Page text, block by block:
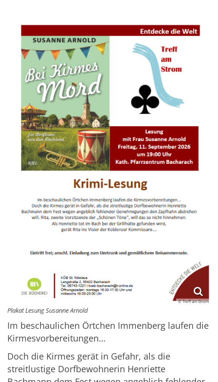
© Treff am Strom
Plakat Lesung Susanne Arnold
Im beschaulichen Örtchen Immenberg laufen die
Kirmesvorbereitungen…
Doch die Kirmes gerät in Gefahr, als die
streitlustige Dorfbewohnerin Henriette